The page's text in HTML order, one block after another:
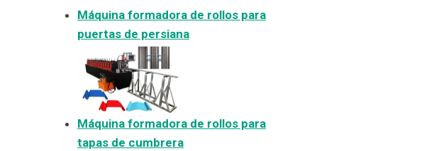
Máquina formadora de rollos para
puertas de persiana
Máquina formadora de rollos para
tapas de cumbrera